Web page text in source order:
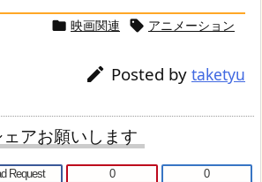
 映画関連  アニメーション
 Posted by taketyu
アお願いします
Request
0
0